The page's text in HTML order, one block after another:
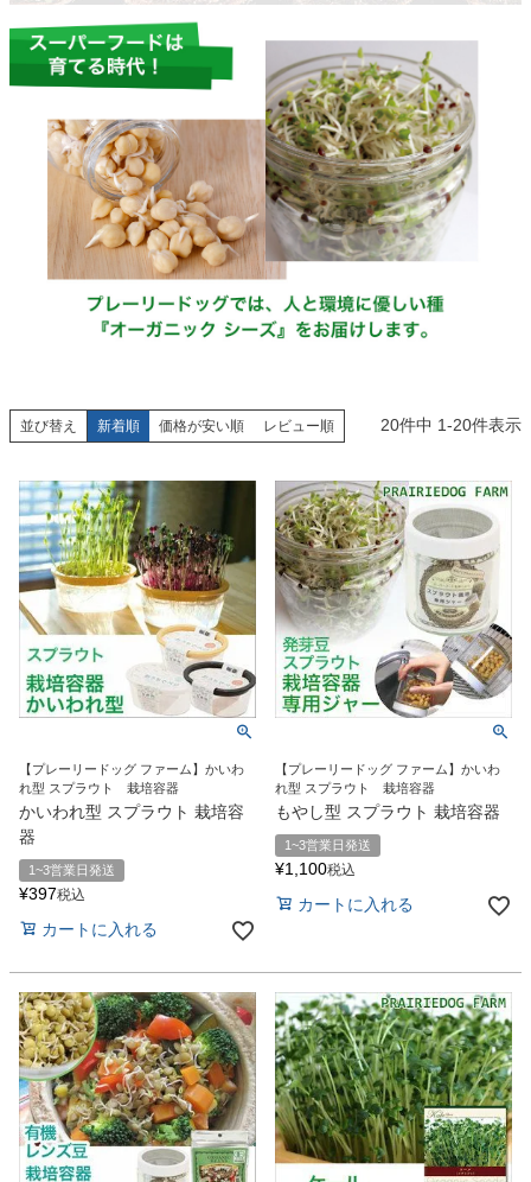
並び替え 新着順 価格が安い順 レビュー順 20件中 1-20件表示
【プレーリードッグ ファーム】かいわ
れ型 スプラウト 栽培容器
かいわれ型 スプラウト 栽培容
器
1~3営業日発送
¥397税込
カートに入れる
【プレーリードッグ ファーム】かいわ
れ型 スプラウト 栽培容器
もやし型 スプラウト 栽培容器
1~3営業日発送
¥1,100税込
カートに入れる